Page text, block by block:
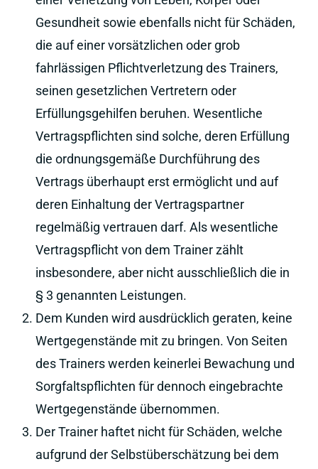
Gesundheit sowie ebenfalls nicht für Schäden,
die auf einer vorsätzlichen oder grob
fahrlässigen Pflichtverletzung des Trainers,
seinen gesetzlichen Vertretern oder
Erfüllungsgehilfen beruhen. Wesentliche
Vertragspflichten sind solche, deren Erfüllung
die ordnungsgemäße Durchführung des
Vertrags überhaupt erst ermöglicht und auf
deren Einhaltung der Vertragspartner
regelmäßig vertrauen darf. Als wesentliche
Vertragspflicht von dem Trainer zählt
insbesondere, aber nicht ausschließlich die in
§ 3 genannten Leistungen.
Dem Kunden wird ausdrücklich geraten, keine
Wertgegenstände mit zu bringen. Von Seiten
des Trainers werden keinerlei Bewachung und
Sorgfaltspflichten für dennoch eingebrachte
Wertgegenstände übernommen.
Der Trainer haftet nicht für Schäden, welche
aufgrund der Selbstüberschätzung bei dem